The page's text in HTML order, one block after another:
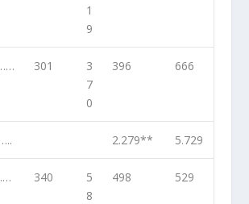
1
9
301
3
7
0
396 666
2.279** 5.729
340
5
8
498 529